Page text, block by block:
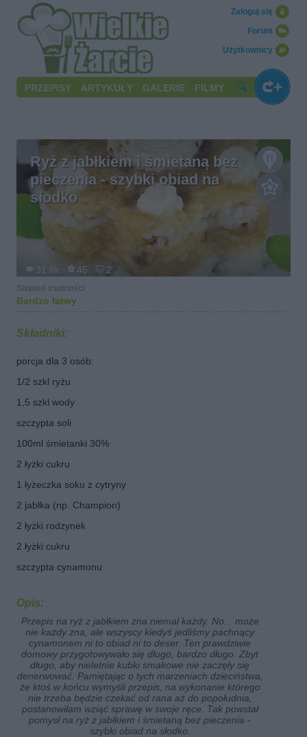
Użytkownicy
Forum
Zaloguj się
PRZEPISY ARTYKUŁY GALERIE FILMY
Ryż z jabłkiem i śmietaną bez
pieczenia - szybki obiad na
słodko
31.6k 45 2
Bardzo łatwy
Składniki:
porcja dla 3 osób:
1/2 szkl ryżu
1,5 szkl wody
szczypta soli
100ml śmietanki 30%
2 łyżki cukru
1 łyżeczka soku z cytryny
2 jabłka (np. Champion)
2 łyżki rodzynek
2 łyżki cukru
szczypta cynamonu
Opis:
Przepis na ryż z jabłkiem zna niemal każdy. No... może
nie każdy zna, ale wszyscy kiedyś jedliśmy pachnący
cynamonem ni to obiad ni to deser. Ten prawdziwie
domowy przygotowywało się długo, bardzo długo. Zbyt
długo, aby nieletnie kubki smakowe nie zaczęły się
denerwować. Pamiętając o tych marzeniach dzieciństwa,
że ktoś w końcu wymyśli przepis, na wykonanie którego
nie trzeba będzie czekać od rana aż do popołudnia,
postanowiłam wziąć sprawę w swoje ręce. Tak powstał
pomysł na ryż z jabłkiem i śmietaną bez pieczenia -
szybki obiad na słodko.